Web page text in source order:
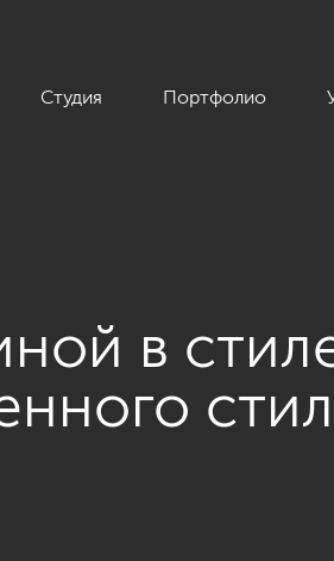
Студия Портфолио
в